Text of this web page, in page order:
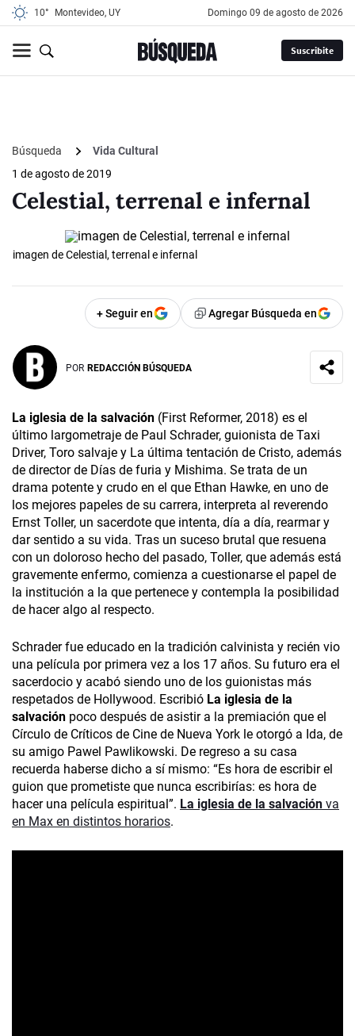
10° Montevideo, UY domingo 09 de agosto de 2026
Suscribite
Búsqueda
Vida Cultural
1 de agosto de 2019
Celestial, terrenal e infernal
imagen de Celestial, terrenal e infernal
+ Seguir en Agregar Búsqueda en
POR REDACCIÓN BÚSQUEDA
La iglesia de la salvación (First Reformer, 2018) es el
último largometraje de Paul Schrader, guionista de Taxi
Driver, Toro salvaje y La última tentación de Cristo, además
de director de Días de furia y Mishima. Se trata de un
drama potente y crudo en el que Ethan Hawke, en uno de
los mejores papeles de su carrera, interpreta al reverendo
Ernst Toller, un sacerdote que intenta, día a día, rearmar y
dar sentido a su vida. Tras un suceso brutal que resuena
con un doloroso hecho del pasado, Toller, que además está
gravemente enfermo, comienza a cuestionarse el papel de
la institución a la que pertenece y contempla la posibilidad
de hacer algo al respecto.
Schrader fue educado en la tradición calvinista y recién vio
una película por primera vez a los 17 años. Su futuro era el
sacerdocio y acabó siendo uno de los guionistas más
respetados de Hollywood. Escribió La iglesia de la
salvación poco después de asistir a la premiación que el
Círculo de Críticos de Cine de Nueva York le otorgó a Ida, de
su amigo Pawel Pawlikowski. De regreso a su casa
recuerda haberse dicho a sí mismo: “Es hora de escribir el
guion que prometiste que nunca escribirías: es hora de
hacer una película espiritual”. La iglesia de la salvación va
en Max en distintos horarios.